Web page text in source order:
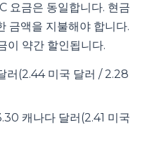
요금은 동일합니다. 현금
금액을 지불해야 합니다.
이 약간 할인됩니다.
러(2.44 미국 달러 / 2.28
캐나다 달러(2.41 미국